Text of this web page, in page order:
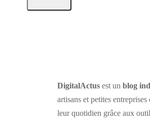
DigitalActus est un blog
artisans et petites
leur quotidien grâce aux